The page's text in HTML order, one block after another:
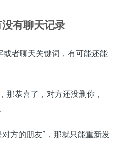
有聊天记录
或者聊天关键词，有可能还能
那恭喜了，对方还没删你，
方的朋友”，那就只能重新发